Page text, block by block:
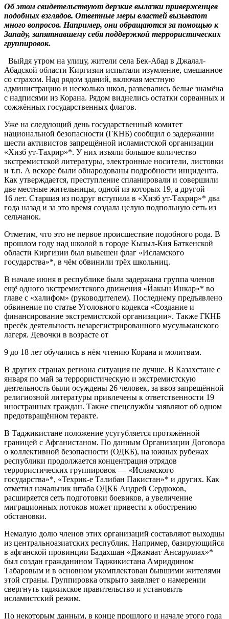
Об этом свидетельствуют дерзкие вылазки приверженцев
подобных взглядов. Ответные меры властей вызывают
много вопросов. Например, они обращаются за помощью к
Западу, запятнавшему себя поддержкой террористических
группировок.
Выйдя утром на улицу, жители села Бек-Абад в Джалал-
Абадской области Киргизии испытали изумление, смешанное
со страхом. Над рядом зданий, включая местную
администрацию и несколько школ, развевались белые знамёна
с надписями из Корана. Рядом виднелись остатки сорванных и
сожжённых государственных флагов.
Уже на следующий день государственный комитет
национальной безопасности (ГКНБ) сообщил о задержании
шести активистов запрещённой исламистской организации
«Хизб ут-Тахрир»*. У них изъяли большое количество
экстремистской литературы, электронные носители, листовки
и т.п. А вскоре были обнародованы подробности инцидента.
Как утверждается, преступление спланировали и совершили
две местные жительницы, одной из которых 19, а другой —
16 лет. Старшая из подруг вступила в «Хизб ут-Тахрир»* два
года назад и за это время создала целую подпольную сеть из
сельчанок.
Отметим, что это не первое происшествие подобного рода. В
прошлом году над школой в городе Кызыл-Кия Баткенской
области Киргизии был вывешен флаг «Исламского
государства»*, в чём обвинили трёх школьниц.
В начале июня в республике была задержана группа членов
ещё одного экстремистского движения «Йакын Инкар»* во
главе с «халифом» (руководителем). Последнему предъявлено
обвинение по статье Уголовного кодекса «Создание и
финансирование экстремистской организации». Также ГКНБ
пресёк деятельность незарегистрированного мусульманского
лагеря. Девочки в возрасте от
9 до 18 лет обучались в нём чтению Корана и молитвам.
В других странах региона ситуация не лучше. В Казахстане с
января по май за террористическую и экстремистскую
деятельность были осуждены 26 человек, за ввоз запрещённой
религиозной литературы привлечены к ответственности 19
иностранных граждан. Также спецслужбы заявляют об одном
предотвращённом теракте.
В Таджикистане положение усугубляется протяжённой
границей с Афганистаном. По данным Организации Договора
о коллективной безопасности (ОДКБ), на южных рубежах
республики продолжается концентрация отрядов
террористических группировок — «Исламского
государства»*, «Техрик-е Талибан Пакистан»* и других. Как
отметил начальник штаба ОДКБ Андрей Сердюков,
расширяется сеть подготовки боевиков, а увеличение
миграционных потоков может привести к обострению
обстановки.
Немалую долю членов этих организаций составляют выходцы
из центральноазиатских республик. Например, базирующийся
в афганской провинции Бадахшан «Джамаат Ансаруллах»*
был создан гражданином Таджикистана Амриддином
Табаровым и в основном укомплектован бывшими жителями
этой страны. Группировка открыто заявляет о намерении
свергнуть таджикское правительство и установить
исламистский режим.
По некоторым данным, в конце прошлого и начале этого года